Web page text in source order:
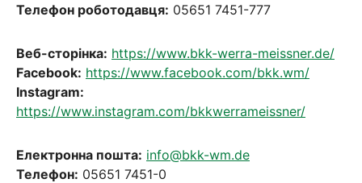
Телефон роботодавця: 05651 7451-777
Веб-сторінка: https://www.bkk-werra-meissner.de/
Facebook: https://www.facebook.com/bkk.wm/
Instagram:
https://www.instagram.com/bkkwerrameissner/
Електронна пошта: info@bkk-wm.de
Телефон: 05651 7451-0